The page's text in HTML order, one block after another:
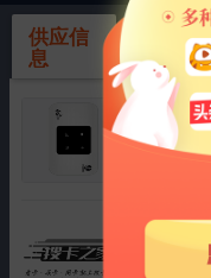
供应信
息
采购信
息
4g随身
运营商 中
行业监
运营商